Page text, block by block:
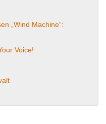
„Wind Machine“:
Voice!